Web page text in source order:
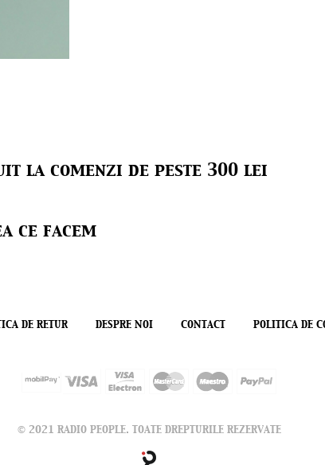
la comenzi de peste 300 lei
ce facem
DE RETUR DESPRE NOI CONTACT POLITICA DE
© 2021 RADIO PEOPLE. TOATE DREPTURILE REZERVATE